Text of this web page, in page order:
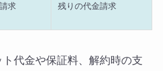
求
残りの代金請求
代金や保証料、解約時の支